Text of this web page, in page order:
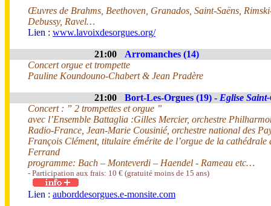
Œuvres de Brahms, Beethoven, Granados, Saint-Saëns,
Debussy, Ravel…
Lien : www.lavoixdesorgues.org/
21:00
Arromanches (14)
Concert orgue et trompette
Pauline Koundouno-Chabert & Jean Pradère
21:00 Bort-Les-Orgues (19) - Eglise
Concert : ” 2 trompettes et orgue ”
avec l’Ensemble Battaglia :Gilles Mercier, orchestre
Radio-France, Jean-Marie Cousinié, orchestre national des
François Clément, titulaire émérite de l’orgue de la cathédrale
Ferrand
programme: Bach – Monteverdi – Haendel - Rameau etc…
- Participation aux frais: 10 € (gratuité moins de 15 ans)
Lien : auborddesorgues.e-monsite.com